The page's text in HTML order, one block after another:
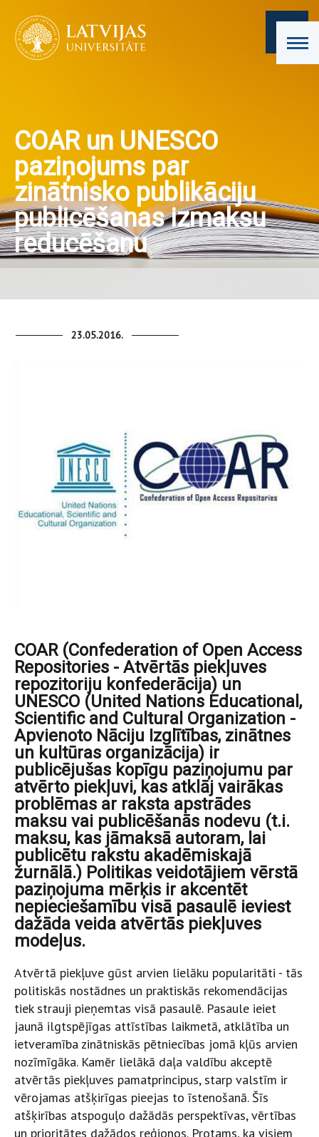
COAR un UNESCO
paziņojums par
zinātnisko publikāciju
publicēšanas izmaksu
reducēšanu
23.05.2016.
COAR (Confederation of Open Access
Repositories - Atvērtās piekļuves
repozitoriju konfederācija) un
UNESCO (United Nations Educational,
Scientific and Cultural Organization -
Apvienoto Nāciju Izglītības, zinātnes
un kultūras organizācija) ir
publicējušas kopīgu paziņojumu par
atvērto piekļuvi, kas atklāj vairākas
problēmas ar raksta apstrādes
maksu vai publicēšanās nodevu (t.i.
maksu, kas jāmaksā autoram, lai
publicētu rakstu akadēmiskajā
žurnālā.) Politikas veidotājiem vērstā
paziņojuma mērķis ir akcentēt
nepieciešamību visā pasaulē ieviest
dažāda veida atvērtās piekļuves
modeļus.
Atvērtā piekļuve gūst arvien lielāku popularitāti - tās
politiskās nostādnes un praktiskās rekomendācijas
tiek strauji pieņemtas visā pasaulē. Pasaule ieiet
jaunā ilgtspējīgas attīstības laikmetā, atklātība un
ietveramība zinātniskās pētniecības jomā kļūs arvien
nozīmīgāka. Kamēr lielākā daļa valdību akceptē
atvērtās piekļuves pamatprincipus, starp valstīm ir
vērojamas atšķirīgas pieejas to īstenošanā. Šīs
atšķirības atspoguļo dažādās perspektīvas, vērtības
un prioritātes dažādos reģionos. Protams, ka visiem